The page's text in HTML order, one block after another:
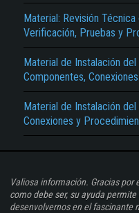
Material: Revisión
Verificación, Pruebas y
Material de Instalación
Componentes,
Material de Instalación
Conexiones y
Valiosa información. Gracias por
como debe ser, su ayuda
desenvolvernos en el fascinante